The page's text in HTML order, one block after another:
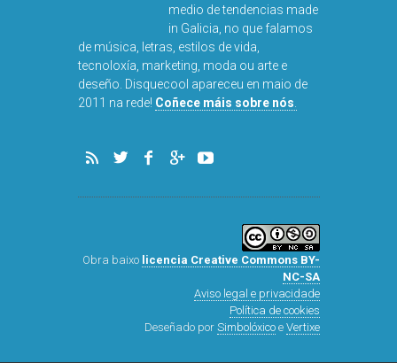
medio de tendencias made
in Galicia, no que falamos
de música, letras, estilos de vida,
tecnoloxía, marketing, moda ou arte e
deseño. Disquecool apareceu en maio de
2011 na rede! Coñece máis sobre nós
Obra baixo licencia Creative Commons BY-
NC-SA
Aviso legal e privacidade
Política de cookies
Deseñado por Simbolóxicoe Vertixe